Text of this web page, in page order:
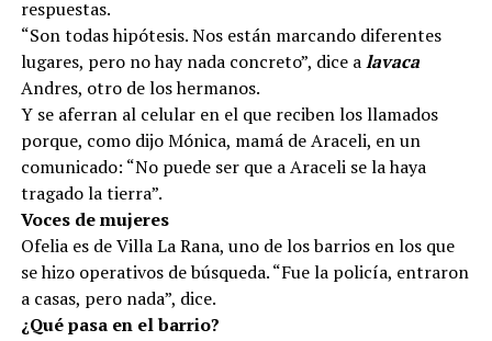
respuestas.
“Son todas hipótesis. Nos están marcando diferentes
lugares, pero no hay nada concreto”, dice alavaca
Andres, otro de los hermanos.
Y se aferran al celular en el que reciben los llamados
porque, como dijo Mónica, mamá de Araceli, en un
comunicado: “No puede ser que a Araceli se la haya
tragado la tierra”.
Voces de mujeres
Ofelia es de Villa La Rana, uno de los barrios en los que
se hizo operativos de búsqueda. “Fue la policía, entraron
a casas, pero nada”, dice.
¿Qué pasa en el barrio?